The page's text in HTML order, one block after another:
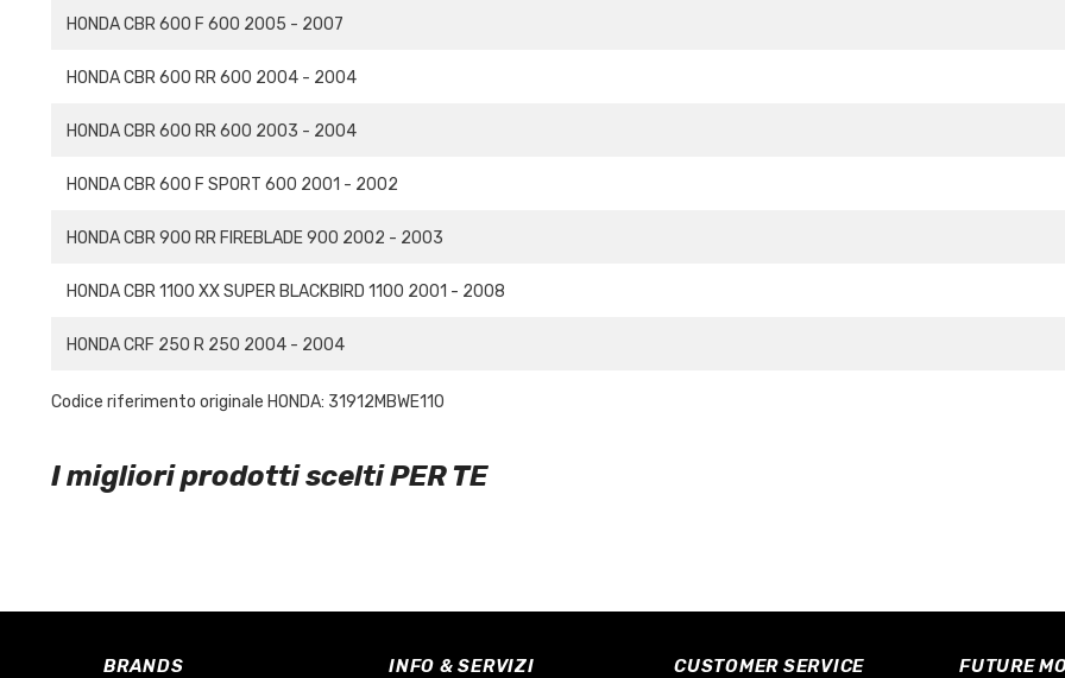
HONDA CBR 600 F 600 2005 - 2007
HONDA CBR 600 RR 600 2004 - 2004
HONDA CBR 600 RR 600 2003 - 2004
HONDA CBR 600 F SPORT 600 2001 - 2002
HONDA CBR 900 RR FIREBLADE 900 2002 - 2003
HONDA CBR 1100 XX SUPER BLACKBIRD 1100 2001 - 2008
HONDA CRF 250 R 250 2004 - 2004
Codice riferimento originale HONDA: 31912MBWE110
I migliori prodotti scelti PER TE
BRANDS INFO & SERVIZI CUSTOMER SERVICE
FUTURE